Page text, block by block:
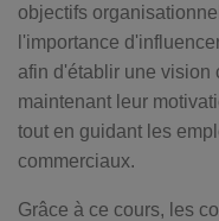
objectifs
l'importance
afin d'établir une vision
maintenant leur
tout en guidant les
commerciaux.
Grâce à ce cours, les